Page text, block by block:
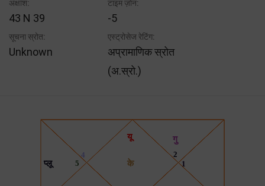
अक्षांश:
43 N 39
टाइम ज़ोन:
-5
सूचना स्रोत:
Unknown
एस्ट्रोसेज रेटिंग:
अप्रामाणिक स्रोत
(अ.स्रो.)